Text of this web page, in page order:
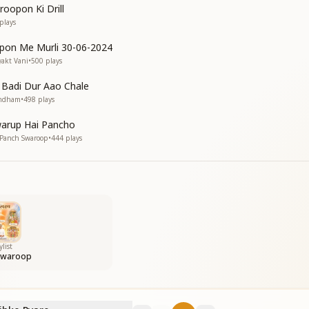
Ki Drill
plays
Me Murli 30-06-2024
Vani•500 plays
Dur Aao Chale
•498 plays
Hai Pancho
Swaroop•444 plays